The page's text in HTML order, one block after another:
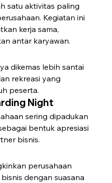
satu aktivitas paling
Kegiatan ini
kerja sama,
antar karyawan.
dikemas lebih santai
rekreasi yang
peserta.
Night
sering dipadukan
bentuk apresiasi
bisnis.
perusahaan
dengan suasana